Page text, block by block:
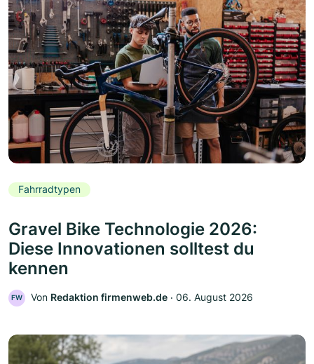
Fahrradtypen
Gravel Bike Technologie 2026:
Diese Innovationen solltest du
kennen
FW Von Redaktion firmenweb.de ‧ 06. August 2026